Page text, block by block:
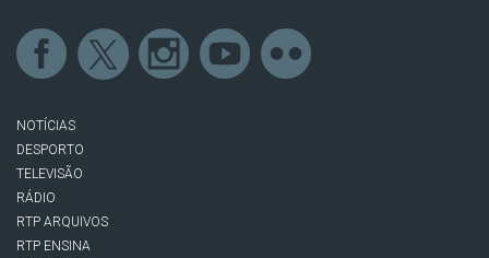
NOTÍCIAS
DESPORTO
TELEVISÃO
RÁDIO
RTP ARQUIVOS
RTP ENSINA